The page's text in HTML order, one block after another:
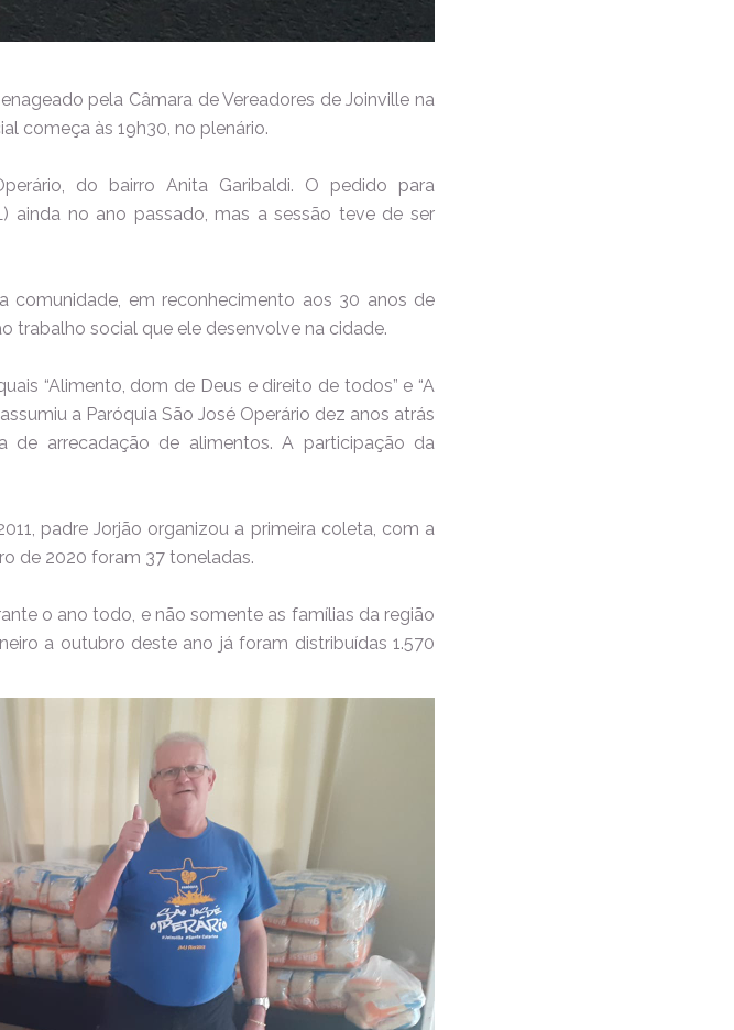
pela Câmara de Vereadores de Joinville na
começa às 19h30, no plenário.
do bairro Anita Garibaldi. O pedido para
ainda no ano passado, mas a sessão teve de ser
comunidade, em reconhecimento aos 30 anos de
trabalho social que ele desenvolve na cidade.
“Alimento, dom de Deus e direito de todos” e “A
a Paróquia São José Operário dez anos atrás
de arrecadação de alimentos. A participação da
padre Jorjão organizou a primeira coleta, com a
de 2020 foram 37 toneladas.
o ano todo, e não somente as famílias da região
a outubro deste ano já foram distribuídas 1.570